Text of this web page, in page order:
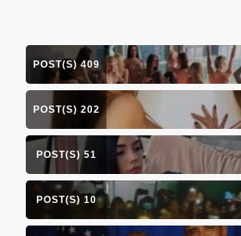
409 POST(S)
202 POST(S)
51 POST(S)
10 POST(S)